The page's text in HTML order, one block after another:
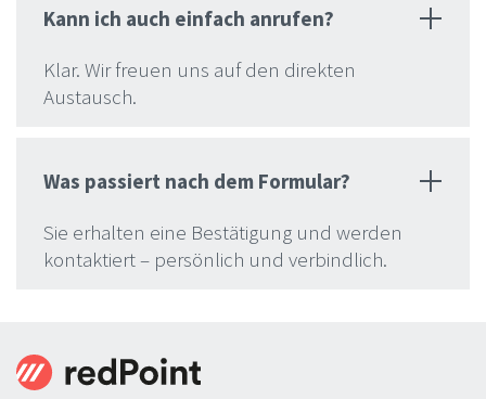
Kann ich auch einfach anrufen?
Klar. Wir freuen uns auf den direkten
Austausch.
Was passiert nach dem Formular?
Sie erhalten eine Bestätigung und werden
kontaktiert – persönlich und verbindlich.